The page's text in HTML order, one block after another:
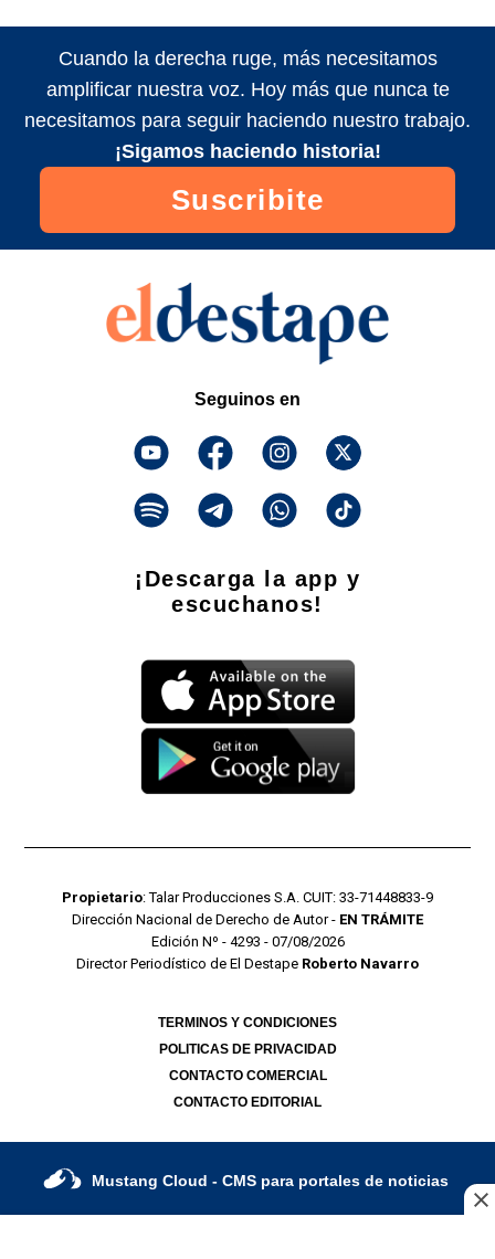
Cuando la derecha ruge, más necesitamos
amplificar nuestra voz. Hoy más que nunca te
necesitamos para seguir haciendo nuestro trabajo.
¡Sigamos haciendo historia!
Suscribite
Seguinos en
¡Descarga la app y
escuchanos!
Propietario: Talar Producciones S.A. CUIT: 33-71448833-9
Dirección Nacional de Derecho de Autor - EN TRÁMITE
Edición Nº - 4293 - 07/08/2026
Director Periodístico de El Destape Roberto Navarro
TERMINOS Y CONDICIONES
POLITICAS DE PRIVACIDAD
CONTACTO COMERCIAL
CONTACTO EDITORIAL
Mustang Cloud - CMS para portales de noticias